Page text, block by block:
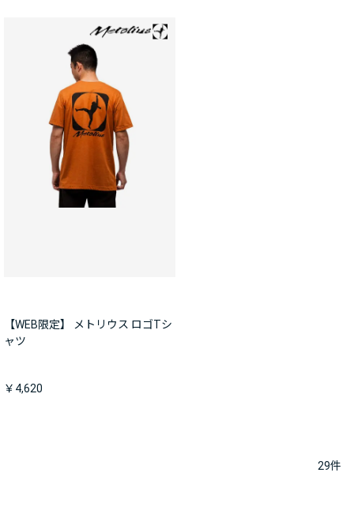
【WEB限定】 メトリウス ロゴTシ
ャツ
￥4,620
29件